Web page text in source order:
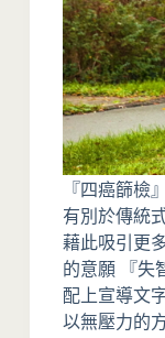
『四癌篩檢
有別於傳統
藉此吸引更
的意願 『失
配上宣導文
以無壓力的